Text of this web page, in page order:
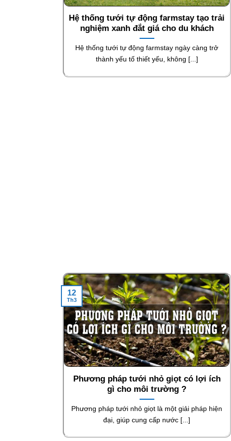
Hệ thống tưới tự động farmstay tạo trải
nghiệm xanh đắt giá cho du khách
Hệ thống tưới tự động farmstay ngày càng trở
thành yếu tố thiết yếu, không [...]
Phương pháp tưới nhỏ giọt có lợi ích
gì cho môi trường ?
Phương pháp tưới nhỏ giọt là một giải pháp hiện
đại, giúp cung cấp nước [...]
12
Th3